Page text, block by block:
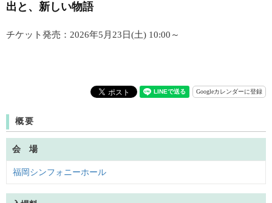
出と、新しい物語
チケット発売：2026年5月23日(土) 10:00～
Googleカレンダーに登録
概要
会 場
福岡シンフォニーホール